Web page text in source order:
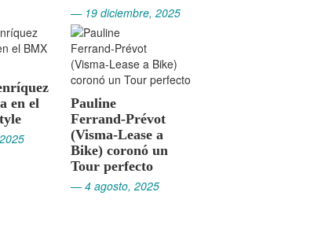
— 19 diciembre, 2025
en el
Pauline
Ferrand‑Prévot
(Visma‑Lease a
Bike) coronó un
Tour perfecto
— 4 agosto, 2025